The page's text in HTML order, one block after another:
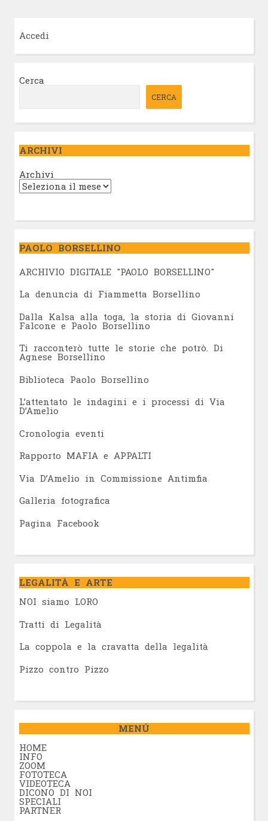
Accedi
Cerca
CERCA
ARCHIVI
Archivi
PAOLO BORSELLINO
ARCHIVIO DIGITALE "PAOLO BORSELLINO"
La denuncia di Fiammetta Borsellino
Dalla Kalsa alla toga, la storia di Giovanni
Falcone e Paolo Borsellino
Ti racconterò tutte le storie che potrò. Di
Agnese Borsellino
Biblioteca Paolo Borsellino
L’attentato le indagini e i processi di Via
D’Amelio
Cronologia eventi
Rapporto MAFIA e APPALTI
Via D’Amelio in Commissione Antimfia
Galleria fotografica
Pagina Facebook
LEGALITÀ E ARTE
NOI siamo LORO
Tratti di Legalità
La coppola e la cravatta della legalità
Pizzo contro Pizzo
MENÚ
HOME
INFO
ZOOM
FOTOTECA
VIDEOTECA
DICONO DI NOI
SPECIALI
PARTNER